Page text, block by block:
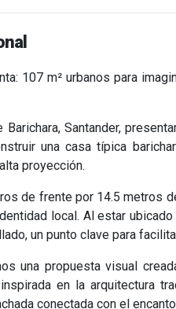
107 m² urbanos para
Barichara, Santander,
una casa típica
proyección.
de frente por 14.5 metros
local. Al estar
un punto clave para
una propuesta visual
en la arquitectura
conectada con el